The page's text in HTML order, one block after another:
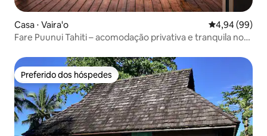
Casa ⋅ Vaira'o 4,94 de uma
4,94 (99)
Fare Puunui Tahiti – acomodação privativa e tranquila no
Preferido dos hóspedes
Preferido dos hóspedes